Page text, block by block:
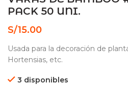
PACK 50 UNI.
S/15.00
Usada para la decoración de
Hortensias, etc.
3 disponibles